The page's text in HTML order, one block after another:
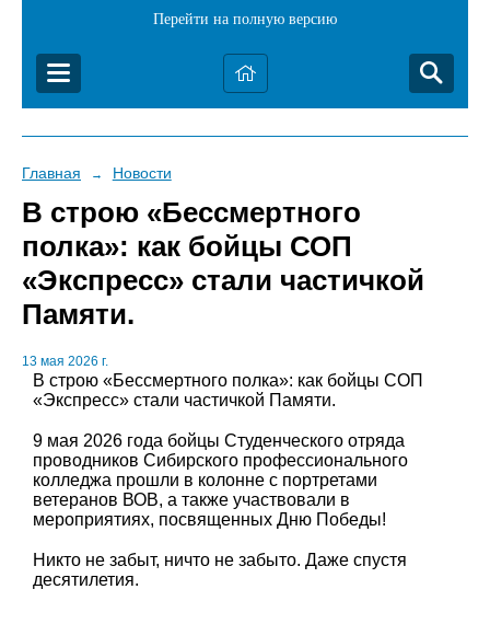
Перейти на полную версию
Главная → Новости
В строю «Бессмертного
полка»: как бойцы СОП
«Экспресс» стали частичкой
Памяти.
13 мая 2026 г.
В строю «Бессмертного полка»: как бойцы СОП
«Экспресс» стали частичкой Памяти.
9 мая 2026 года бойцы Студенческого отряда
проводников Сибирского профессионального
колледжа прошли в колонне с портретами
ветеранов ВОВ, а также участвовали в
мероприятиях, посвященных Дню Победы!
Никто не забыт, ничто не забыто. Даже спустя
десятилетия.